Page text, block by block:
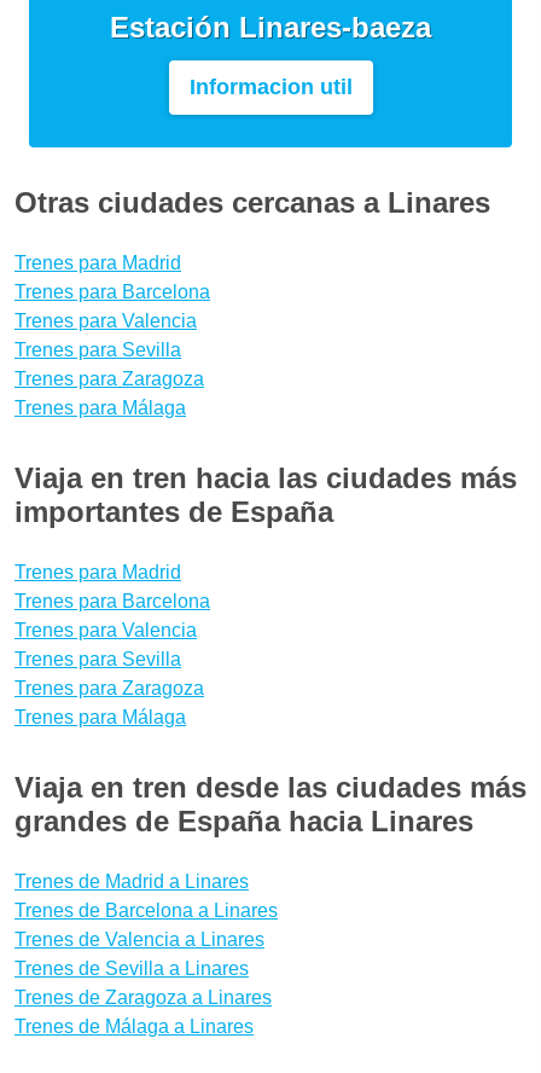
Estación Linares-baeza
Informacion util
Otras ciudades cercanas a Linares
Trenes para Madrid
Trenes para Barcelona
Trenes para Valencia
Trenes para Sevilla
Trenes para Zaragoza
Trenes para Málaga
Viaja en tren hacia las ciudades más
importantes de España
Trenes para Madrid
Trenes para Barcelona
Trenes para Valencia
Trenes para Sevilla
Trenes para Zaragoza
Trenes para Málaga
Viaja en tren desde las ciudades más
grandes de España hacia Linares
Trenes de Madrid a Linares
Trenes de Barcelona a Linares
Trenes de Valencia a Linares
Trenes de Sevilla a Linares
Trenes de Zaragoza a Linares
Trenes de Málaga a Linares